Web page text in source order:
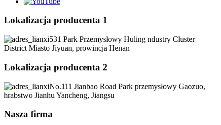
Lokalizacja producenta 1
531 Park Przemysłowy Huling ndustry Cluster
District Miasto Jiyuan, prowincja Henan
Lokalizacja producenta 2
No.111 Jianbao Road Park przemysłowy Gaozuo,
hrabstwo Jianhu Yancheng, Jiangsu
Nasza firma